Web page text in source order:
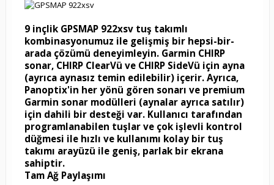
9 inçlik GPSMAP 922xsv tuş takımlı
kombinasyonumuz ile gelişmiş bir hepsi-bir-
arada çözümü deneyimleyin. Garmin CHIRP
sonar, CHIRP ClearVü ve CHIRP SideVü için ayna
(ayrıca aynasız temin edilebilir) içerir. Ayrıca,
Panoptix'in her yönü gören sonarı ve premium
Garmin sonar modülleri (aynalar ayrıca satılır)
için dahili bir desteği var. Kullanıcı tarafından
programlanabilen tuşlar ve çok işlevli kontrol
düğmesi ile hızlı ve kullanımı kolay bir tuş
takımı arayüzü ile geniş, parlak bir ekrana
sahiptir.
Tam Ağ Paylaşımı